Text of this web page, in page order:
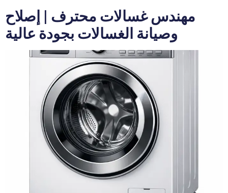
مهندس غسالات محترف | إصلاح
وصيانة الغسالات بجودة عالية